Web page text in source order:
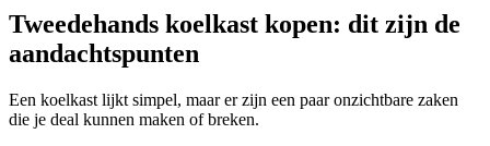
Tweedehands koelkast kopen: dit zijn de
aandachtspunten
Een koelkast lijkt simpel, maar er zijn een paar onzichtbare zaken
die je deal kunnen maken of breken.